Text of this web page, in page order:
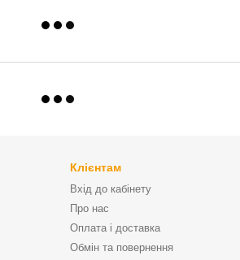
Клієнтам
Вхід до кабінету
Про нас
Оплата і доставка
Обмін та повернення